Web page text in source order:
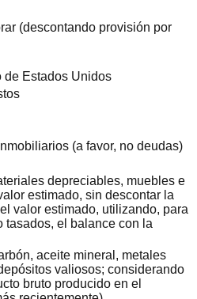
(descontando provisión por
de Estados Unidos
(a favor, no deudas)
depreciables, muebles e
estimado, sin descontar la
valor estimado, utilizando, para
tasados, el balance con la
aceite mineral, metales
valiosos; considerando
bruto producido en el